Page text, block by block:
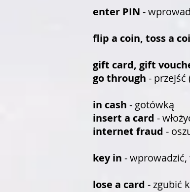
enter PIN -
flip a coin, toss a
gift card, gift
go through - przejść
in cash - gotówką
insert a card -
internet fraud -
key in -
lose a card - zgubić